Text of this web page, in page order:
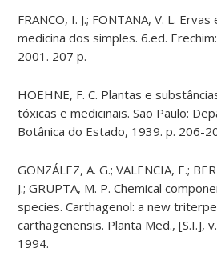
FRANCO, I. J.; FONTANA, V. L.
medicina dos simples. 6.ed.
2001. 207 p.
HOEHNE, F. C. Plantas e
tóxicas e medicinais. São Paulo:
Botânica do Estado, 1939. p. 206-
GONZÁLEZ, A. G.; VALENCIA, E.;
J.; GRUPTA, M. P. Chemical
species. Carthagenol: a new
carthagenensis. Planta Med., [S.I.],
1994.